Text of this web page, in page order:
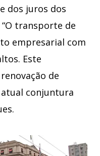
dos juros dos
transporte de
empresarial com
Este
de
conjuntura